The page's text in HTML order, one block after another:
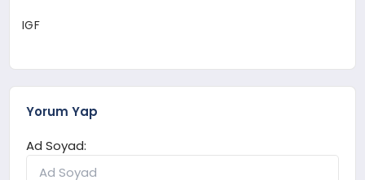
IGF
Yorum Yap
Ad Soyad: